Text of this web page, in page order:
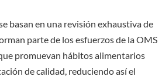
basan en una revisión exhaustiva de
parte de los esfuerzos de la OMS
promuevan hábitos alimentarios
de calidad, reduciendo así el